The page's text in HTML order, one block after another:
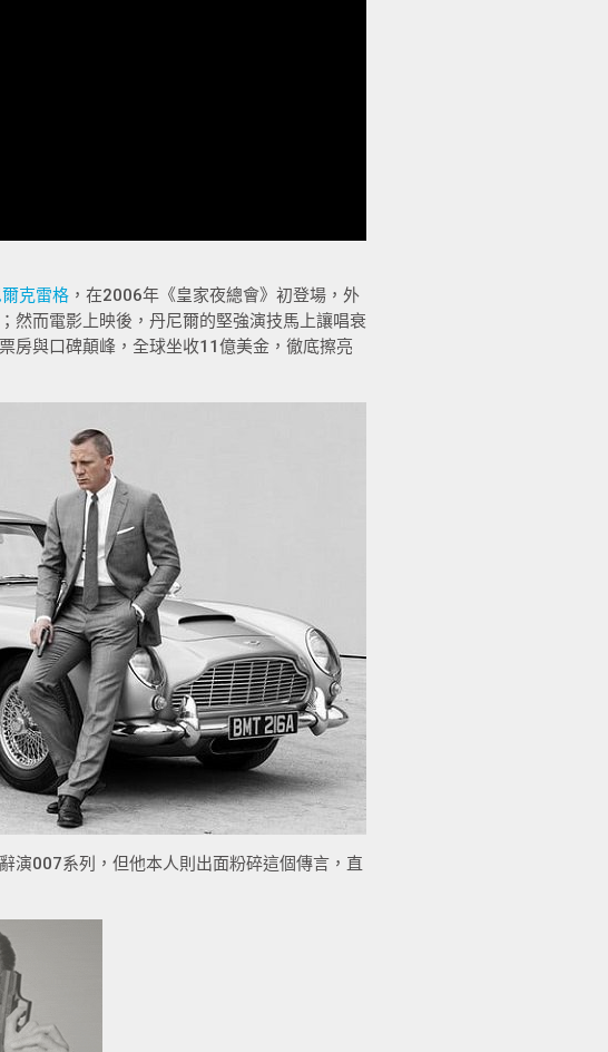
克雷格 ，在2006年《皇家夜總會》初登場，外
然而電影上映後，丹尼爾的堅強演技馬上讓唱衰
房與口碑顛峰，全球坐收11億美金，徹底擦亮
演007系列，但他本人則出面粉碎這個傳言，直